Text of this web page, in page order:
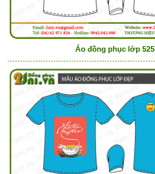
Áo đồng phục lớp 525